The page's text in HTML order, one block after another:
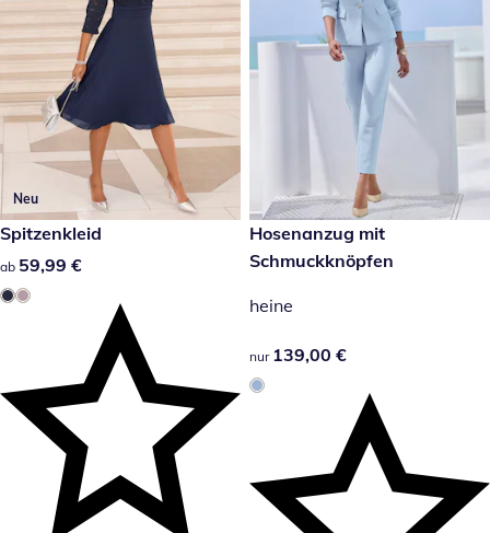
Neu
59,99 €
Spitzenkleid
59,99 €
ab 59,99 €
139,00 €
Hosenanzug mit
Schmuckknöpfen
heine
139,00 €
nur 139,00 €